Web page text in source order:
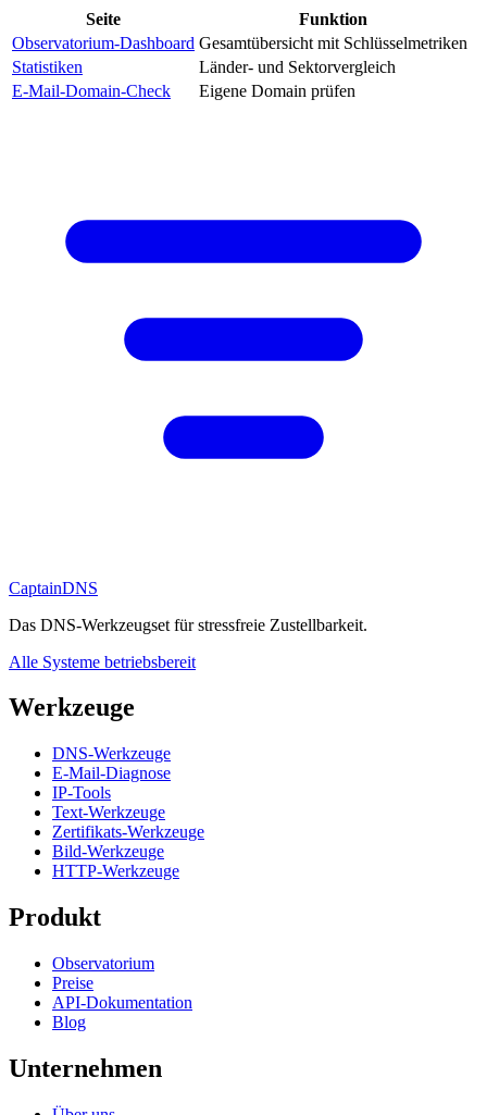
Seite
Funktion
Observatorium-Dashboard Gesamtübersicht mit Schlüsselmetriken
Statistiken
Länder- und Sektorvergleich
E-Mail-Domain-Check
Eigene Domain prüfen
CaptainDNS
Das DNS-Werkzeugset für stressfreie Zustellbarkeit.
Alle Systeme betriebsbereit
Werkzeuge
DNS-Werkzeuge
E-Mail-Diagnose
IP-Tools
Text-Werkzeuge
Zertifikats-Werkzeuge
Bild-Werkzeuge
HTTP-Werkzeuge
Produkt
Observatorium
Preise
API-Dokumentation
Blog
Unternehmen